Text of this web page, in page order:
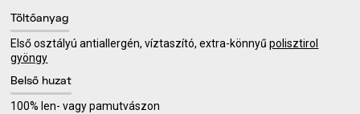
Töltőanyag
Első osztályú antiallergén, víztaszító, extra-könnyűpolisztirol
gyöngy
Belső huzat
100% len- vagy pamutvászon